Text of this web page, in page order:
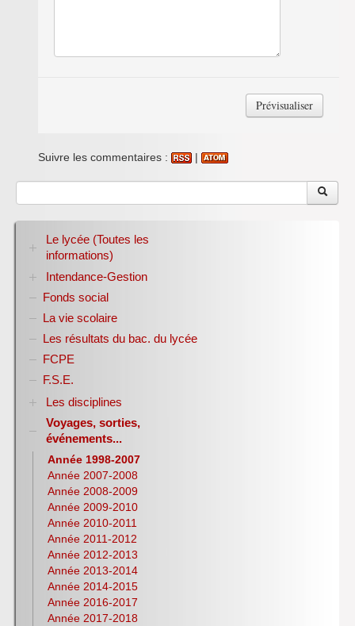
Suivre les commentaires : |
Le lycée (Toutes les
informations)
RENTREE 2026-2027
Stage des élèves de seconde
Intendance-Gestion
Restauration scolaire
Bourses nationales
Année scolaire 2017-2018
Année scolaire 2018-2019
Année scolaire 2019-2020
Fonds social
La vie scolaire
Les résultats du bac. du lycée
FCPE
F.S.E.
Les disciplines
Allemand
Anglais
Sciences Economiques et Sociales
E.P.S.
Espagnol
Histoire-Géographie
Italien
Lettres
Latin
Mathématiques
NSI
Philosophie
Pix
Voyages, sorties,
événements...
Année 1998-2007
Année 2007-2008
Année 2008-2009
Année 2009-2010
Année 2010-2011
Année 2011-2012
Année 2012-2013
Année 2013-2014
Année 2014-2015
Année 2016-2017
Année 2017-2018